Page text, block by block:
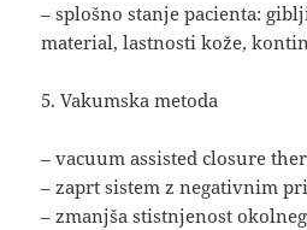
– splošno stanje pacienta:
material, lastnosti kože,
5. Vakumska metoda
– vacuum assisted closure
– zaprt sistem z negativnim
– zmanjša stistnjenost